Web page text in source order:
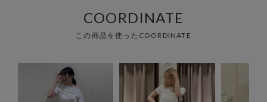
COORDINATE
この商品を使ったCOORDINATE